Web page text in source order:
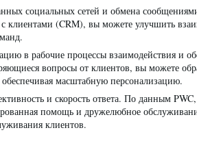
социальных сетей и обмена
клиентами (CRM), вы можете улучшить
в рабочие процессы взаимодействия и
вопросы от клиентов, вы можете
масштабную персонализацию.
и скорость ответа. По данным
помощь и дружелюбное
клиентов.